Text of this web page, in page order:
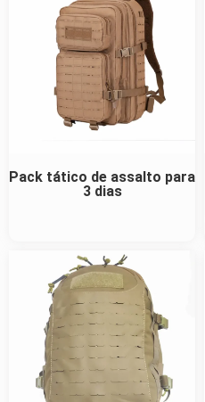
Pack tático de assalto para
3 dias